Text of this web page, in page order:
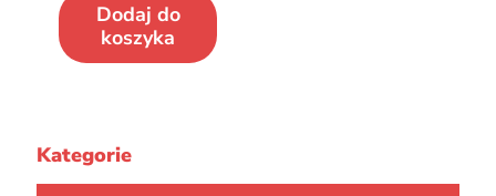
Dodaj do
koszyka
Kategorie